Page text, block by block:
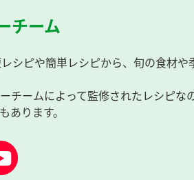
チーム
シピや簡単レシピから、旬の食材
チームによって監修されたレシピな
あります。